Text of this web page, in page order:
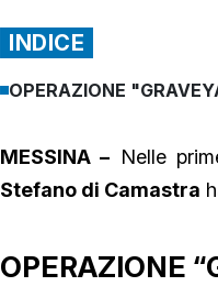
INDICE
OPERAZIONE
MESSINA – Nelle
Stefano di Camastra
OPERAZIONE